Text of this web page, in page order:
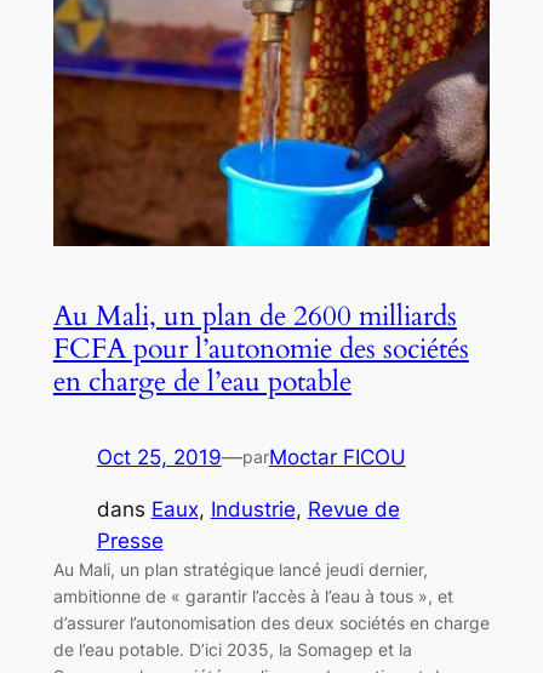
Au Mali, un plan de 2600 milliards
FCFA pour l’autonomie des sociétés
en charge de l’eau potable
Oct 25, 2019—parMoctar FICOU
dans Eaux, Industrie, Revue de
Presse
Au Mali, un plan stratégique lancé jeudi dernier,
ambitionne de « garantir l’accès à l’eau à tous », et
d’assurer l’autonomisation des deux sociétés en charge
de l’eau potable. D’ici 2035, la Somagep et la